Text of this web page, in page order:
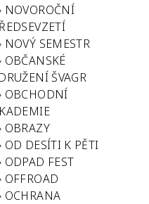
NOVOROČNÍ
NOVÝ SEMESTR
OBČANSKÉ
ŠVAGR
OBCHODNÍ
OBRAZY
OD DESÍTI K PĚTI
ODPAD FEST
OFFROAD
OCHRANA